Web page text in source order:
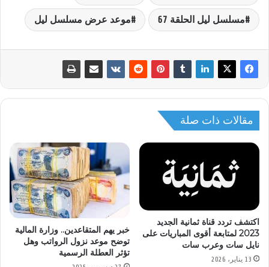
مسلسل ليل الحلقة 67 موعد عرض مسلسل ليل
مقالات ذات صلة
اكتشف تردد قناة ثمانية الجديد
2023 لمتابعة أقوى المباريات على
نايل سات وعرب سات
13 يناير، 2026
خبر يهم المتقاعدين.. وزارة المالية
توضح موعد نزول الرواتب وهل
تؤثر العطلة الرسمية